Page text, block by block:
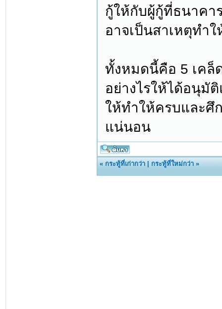
กู้ให้กับผู้กู้ที่ธนาคา
อาจเป็นสาเหตุทำ
ทั้งหมดนี้คือ 5 เคล็
อย่างไรให้ได้อนุมั
ให้ทำให้ครบและศึ
แน่นอน
«กระทู้ที่เก่ากว่า |กระทู้ที่ใหม่กว่า »